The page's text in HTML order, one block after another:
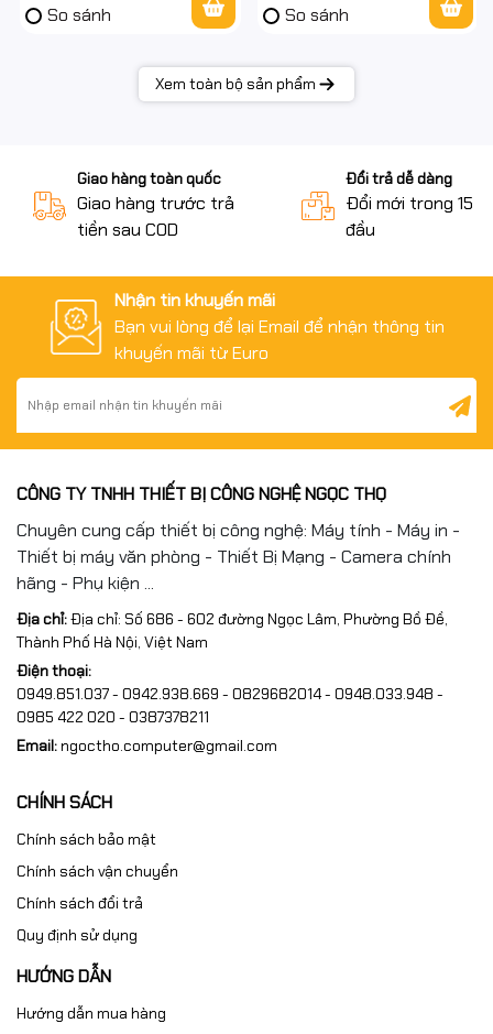
So sánh So sánh
Xem toàn bộ sản phẩm
Giao hàng toàn quốc
Giao hàng trước trả
tiền sau COD
Đổi trả dễ dàng
Đổi mới trong 15
đầu
Nhận tin khuyến mãi
Bạn vui lòng để lại Email để nhận thông tin
khuyến mãi từ Euro
CÔNG TY TNHH THIẾT BỊ CÔNG NGHỆ NGỌC THỌ
Chuyên cung cấp thiết bị công nghệ: Máy tính - Máy in -
Thiết bị máy văn phòng - Thiết Bị Mạng - Camera chính
hãng - Phụ kiện ...
Địa chỉ:Địa chỉ: Số 686 - 602 đường Ngọc Lâm, Phường Bồ Đề,
Thành Phố Hà Nội, Việt Nam
Điện thoại:
0949.851.037 - 0942.938.669 - 0829682014 - 0948.033.948 -
0985 422 020 - 0387378211
Email:ngoctho.computer@gmail.com
CHÍNH SÁCH
Chính sách bảo mật
Chính sách vận chuyển
Chính sách đổi trả
Quy định sử dụng
HƯỚNG DẪN
Hướng dẫn mua hàng